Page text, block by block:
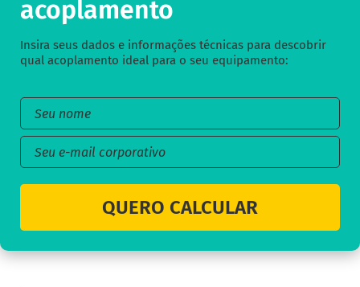
acoplamento
Insira seus dados e informações técnicas para descobrir
qual acoplamento ideal para o seu equipamento:
QUERO CALCULAR